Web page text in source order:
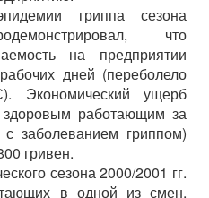
гриппа сезона
что
на предприятии
дней (переболело
Экономический ущерб
здоровым работающим за
заболеванием гриппом)
гривен.
сезона 2000/2001 гг.
в одной из смен,